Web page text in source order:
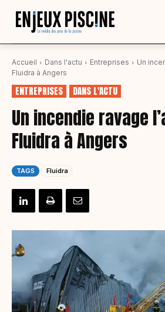
Accueil Dans l'actu Entreprises
Un
Fluidra à Angers
ENTREPRISES DANS L'ACTU
Un incendie ravage
Fluidra à Angers
TAGS Fluidra